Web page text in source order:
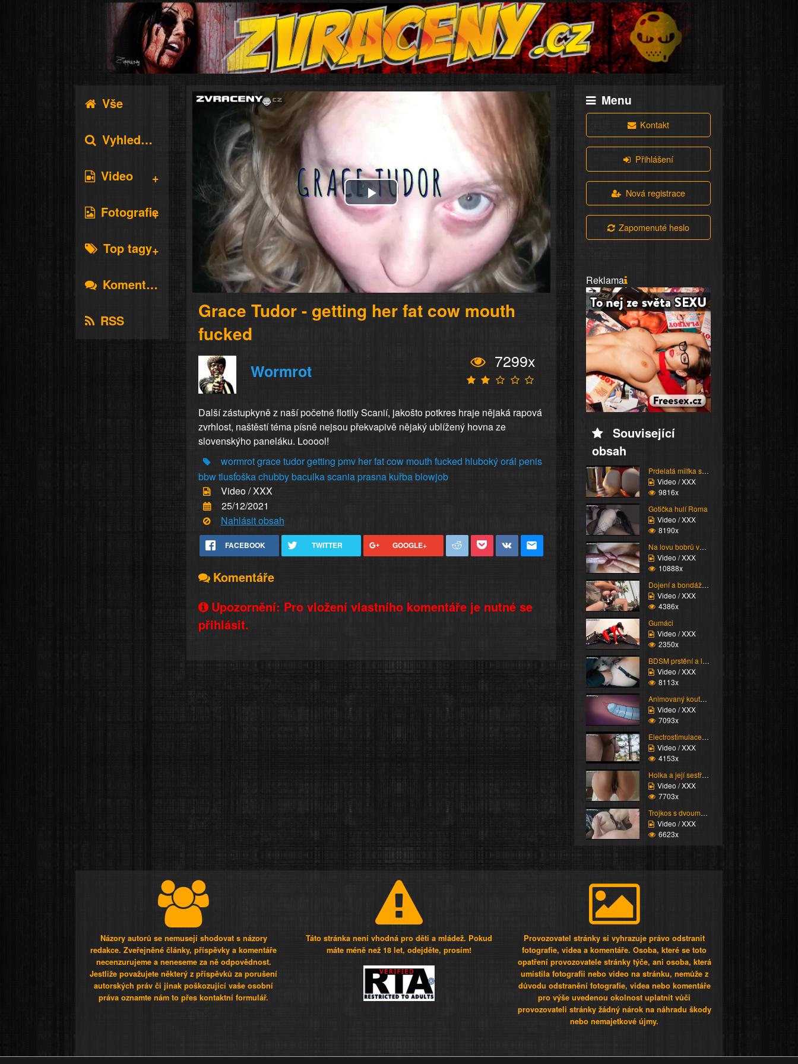
Vše
Vyhledávání
Video
Fotografie
Top tagy
Komentáře
RSS
Play
Grace Tudor - getting her fat cow mouth
fucked
Wormrot
7299x
Další zástupkyně z naší početné flotily Scanií, jakošto potkres hraje nějaká rapová
zvrhlost, naštěstí téma písně nejsou překvapivě nějaký ublížený hovna ze
slovenskýho paneláku. Looool!
wormrotgracetudorgetting pmv herfatcow mouth fucked hlubokýorál penis
bbwtlusťoškachubbybaculkascaniaprasna kuřbablowjob
Video / XXX
25/12/2021
Nahlásit obsah
FACEBOOK TWITTER GOOGLE+
Komentáře
Upozornění: Pro vložení vlastního komentáře je nutné se
přihlásit.
Menu
Kontakt
Přihlášení
Nová registrace
Zapomenuté heslo
Reklama
Související
obsah
Prdelatá milfka si ose...
Video / XXX
9816x
Gotička hulí Roma
Video / XXX
8190x
Na lovu bobrů vol.76
Video / XXX
10888x
Dojení a bondáž vemen
Video / XXX
4386x
Gumáci
Video / XXX
2350x
BDSM prstění a lízání ...
Video / XXX
8113x
Animovaný koutek vol.1...
Video / XXX
7093x
Electrostimulace pinďo...
Video / XXX
4153x
Holka a její sestřih c...
Video / XXX
7703x
Trojkos s dvouma kurva...
Video / XXX
6623x
Názory autorů se nemusejí shodovat s názory
redakce. Zveřejněné články, příspěvky a komentáře
necenzurujeme a neneseme za ně odpovědnost.
Jestliže považujete některý z příspěvků za porušení
autorských práv či jinak poškozující vaše osobní
práva oznamte nám to přes kontaktní formulář.
Táto stránka není vhodná pro děti a mládež. Pokud
máte méně než 18 let, odejděte, prosím!
Provozovatel stránky si vyhrazuje právo odstranit
fotografie, videa a komentáře. Osoba, které se toto
opatření provozovatele stránky týče, ani osoba, která
umístila fotografii nebo video na stránku, nemůže z
důvodu odstranění fotografie, videa nebo komentáře
pro výše uvedenou okolnost uplatnit vůči
provozovateli stránky žádný nárok na náhradu škody
nebo nemajetkové újmy.